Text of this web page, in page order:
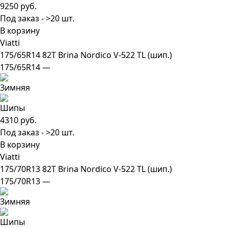
9250 руб.
Под заказ - >20 шт.
В корзину
Viatti
175/65R14 82T Brina Nordico V-522 TL (шип.)
175/65R14 —
4310 руб.
Под заказ - >20 шт.
В корзину
Viatti
175/70R13 82T Brina Nordico V-522 TL (шип.)
175/70R13 —